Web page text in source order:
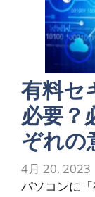
有料セ
必要？
ぞれの
4月 20, 2023
パソコンに